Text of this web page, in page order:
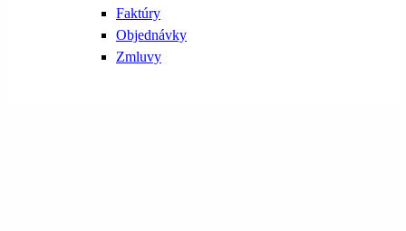
Faktúry
Objednávky
Zmluvy